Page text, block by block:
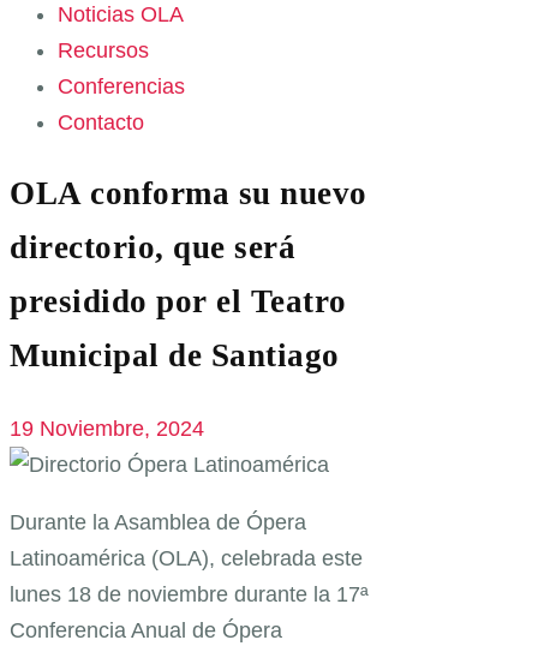
Noticias OLA
Recursos
Conferencias
Contacto
OLA conforma su nuevo
directorio, que será
presidido por el Teatro
Municipal de Santiago
19 Noviembre, 2024
Durante la Asamblea de Ópera
Latinoamérica (OLA), celebrada este
lunes 18 de noviembre durante la 17ª
Conferencia Anual de Ópera